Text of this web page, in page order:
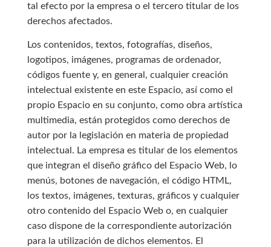
tal efecto por la empresa o el tercero titular de los
derechos afectados.
Los contenidos, textos, fotografías, diseños,
logotipos, imágenes, programas de ordenador,
códigos fuente y, en general, cualquier creación
intelectual existente en este Espacio, así como el
propio Espacio en su conjunto, como obra artística
multimedia, están protegidos como derechos de
autor por la legislación en materia de propiedad
intelectual. La empresa es titular de los elementos
que integran el diseño gráfico del Espacio Web, lo
menús, botones de navegación, el código HTML,
los textos, imágenes, texturas, gráficos y cualquier
otro contenido del Espacio Web o, en cualquier
caso dispone de la correspondiente autorización
para la utilización de dichos elementos. El